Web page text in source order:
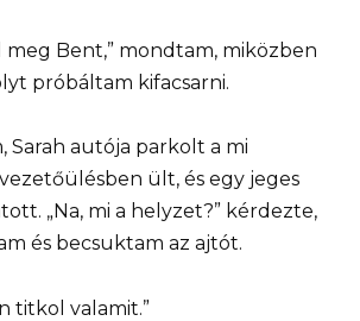
meg Bent,” mondtam, miközben
próbáltam kifacsarni.
Sarah autója parkolt a mi
ült, és egy jeges
„Na, mi a helyzet?” kérdezte,
és becsuktam az ajtót.
titkol valamit.”